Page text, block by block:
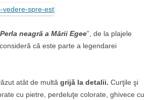
Perla neagră a Mării Egee”, de la plajele
că este parte a legendarei
atât de multă grijă la detalii. Curţile şi
cu pietre, perdeluţe colorate, ghivece cu